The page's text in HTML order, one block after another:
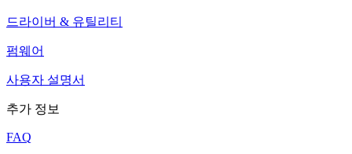
드라이버 & 유틸리티
펌웨어
사용자 설명서
추가 정보
FAQ